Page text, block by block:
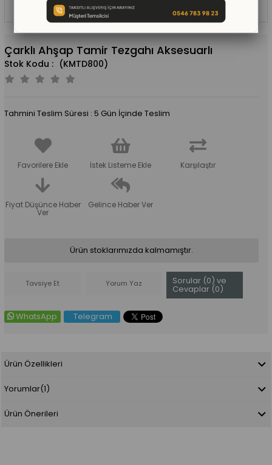
Çarklı Ahşap Tamir Tezgahı Aksesuarlı
(KMTD800)
Tahmini Teslim Süresi : 5 Gün İçinde Teslim
Favorilere Ekle İstek Listeme Ekle Karşılaştır
Fiyat Düşünce Haber
Ver
Gelince Haber Ver
Ürün stoklarımızda kalmamıştır.
Tavsiye Et Yorum Yaz Sorular (0) ve
Cevaplar (0)
WhatsApp Telegram
Ürün Özellikleri
Yorumlar(1)
Ürün Önerileri